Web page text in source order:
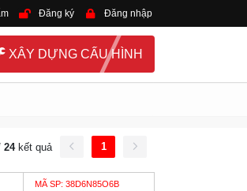
Đăng ký Đăng nhập
XÂY DỰNG CẤU HÌNH
24kết quả 1
MÃ SP: 38D6N85O6B